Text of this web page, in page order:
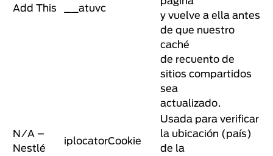
Add This __atuvc
y vuelve a ella antes
de que nuestro
caché
de recuento de
sitios compartidos
sea
actualizado.
N/A –
Nestlé
iplocatorCookie
Usada para verificar
la ubicación (país)
de la